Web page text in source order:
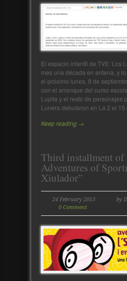
El espacio infantil de TVE ‘Los
mes una década en antena, y
el próximo lunes, 9 de
con el arranque del curso
Lupita y el resto de personajes
Lunera debutaron en La 2 el 15
Keep reading →
Third installment of
Adventures of
Xiulador”
24 February 2013
by
0 Comment